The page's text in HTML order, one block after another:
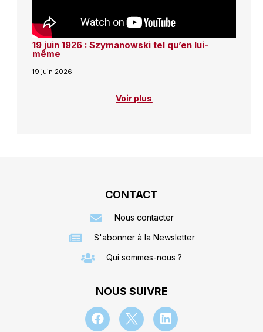
19 juin 1926 : Szymanowski tel qu’en lui-
même
19 juin 2026
Voir plus
CONTACT
Nous contacter
S'abonner à la Newsletter
Qui sommes-nous ?
NOUS SUIVRE